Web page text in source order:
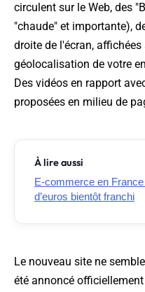
circulent sur le Web, des
"chaude" et importante),
droite de l'écran,
géolocalisation de votre
Des vidéos en rapport
proposées en milieu de
À lire aussi
E-commerce en
d’euros bientôt franchi
Le nouveau site ne
été annoncé